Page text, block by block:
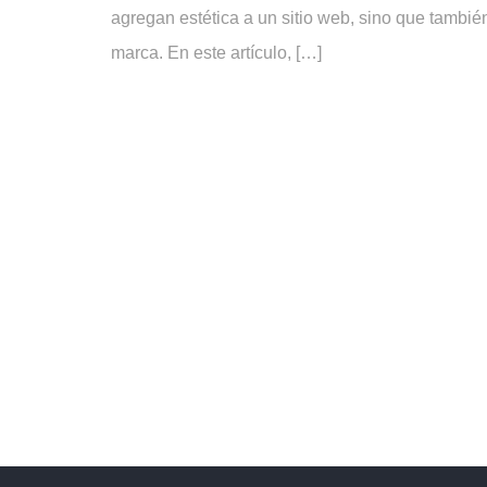
agregan estética a un sitio web, sino que
marca. En este artículo, […]